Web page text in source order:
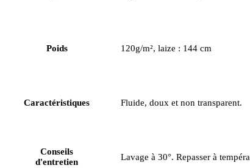
Poids 120g/m², laize : 144 cm
Caractéristiques Fluide, doux et non transparent.
Conseils
d'entretien
Lavage à 30°. Repasser à